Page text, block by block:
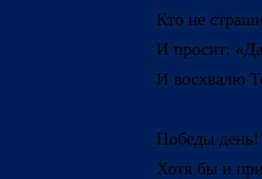
Кто не
И просит:
И восхвалю
Победы
Хотя бы и